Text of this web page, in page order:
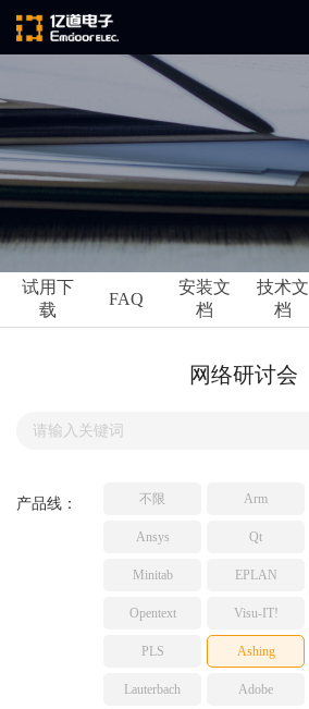
公司简介
发展历程
企业文化
ARM
Ansys
Perforce
TESSY
亿道动态
市场活动
技术文档
网络研讨会
试用下
载
FAQ
安装文
档
技术文
档
网络研讨会
产品线： 不限 Arm
Ansys Qt
Minitab EPLAN
Opentext Visu-IT!
PLS Ashing
Lauterbach Adobe